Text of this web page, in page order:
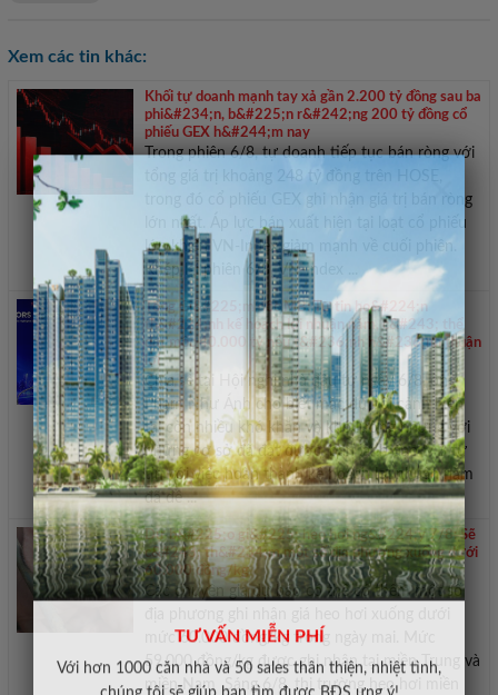
Với hơn 1000 căn nhà và 50 sales thân thiện, nhiệt tình,
×
Xem các tin khác:
Khối tự doanh mạnh tay xả gần 2.200 tỷ đồng sau ba
phi&#234;n, b&#225;n r&#242;ng 200 tỷ đồng cổ
phiếu GEX h&#244;m nay
Trong phiên 6/8, tự doanh tiếp tục bán ròng với
tổng giá trị khoảng 248 tỷ đồng trên HOSE,
trong đó cổ phiếu GEX ghi nhận giá trị bán ròng
lớn nhất. Áp lực bán xuất hiện tại loạt cổ phiếu
lớn khiến VN-Index giảm mạnh về cuối phiên.
Khép lại phiên 6/8, VN-Index ...
Tổng Gi&#225;m đốc MB: Tự tin ho&#224;n
th&#224;nh kế hoạch lợi nhuận năm, c&#243; thể
đạt mốc 40.000 tỷ nếu t&#236;nh h&#236;nh thuận
lợi
Chia sẻ tại Hội nghị nhà đầu tư ngày 6/8, ông
Phạm Như Ánh cho biết mặc dù bối cảnh hiện
tại còn nhiều khó khăn và khó lường nhưng với
những cơ sở đã đạt được, ban lãnh đạo MB tự
tin với việc hoàn thành kế hoạch lợi nhuận năm
đã đề ...
Dự b&#225;o gi&#225; heo hơi ng&#224;y 7/8: Sẽ
c&#243; th&#234;m một số địa phương xuống dưới
60.000 đồng/kg
Các chuyên gia dự báo có thể có thêm một số
mức 60.000 đồng/kg trong ngày mai. Mức
59.000 đồng/kg được ghi nhận tại miền Trung và
miền Nam Sáng 6/8, thị trường heo hơi miền